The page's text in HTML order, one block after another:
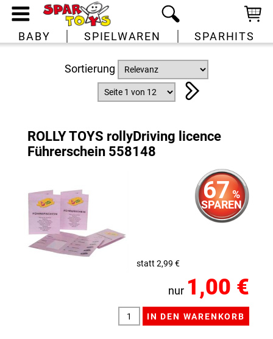
BABY SPIELWAREN SPARHITS
Sortierung
ROLLY TOYS rollyDriving licence
Führerschein 558148
67 %
SPAREN
statt 2,99 €
nur 1,00 €